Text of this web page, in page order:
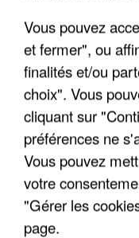
Vous pouvez
et fermer", ou
finalités et/ou
choix". Vous
cliquant sur
préférences ne
Vous pouvez
votre
"Gérer les
page.